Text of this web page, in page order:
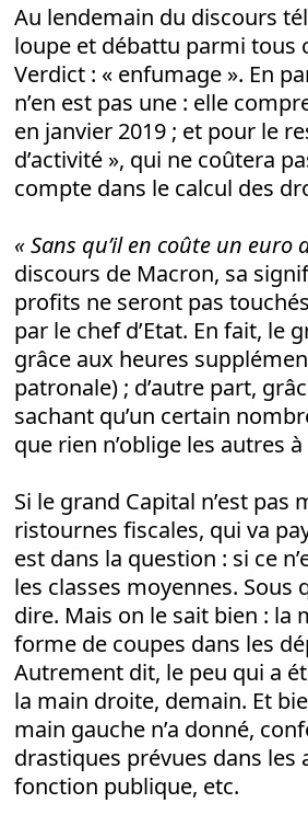
Au lendemain du discours
loupe et débattu parmi tous
Verdict : « enfumage ». En
n’en est pas une : elle
en janvier 2019 ; et pour le
d’activité », qui ne coûtera
compte dans le calcul des
« Sans qu’il en coûte un euro
discours de Macron, sa
profits ne seront pas
par le chef d’Etat. En fait, le
grâce aux heures
patronale) ; d’autre part,
sachant qu’un certain
que rien n’oblige les autres à
Si le grand Capital n’est
ristournes fiscales, qui va
est dans la question : si ce
les classes moyennes. Sous
dire. Mais on le sait bien : la
forme de coupes dans les
Autrement dit, le peu qui a
la main droite, demain. Et
main gauche n’a donné,
drastiques prévues dans les
fonction publique, etc.